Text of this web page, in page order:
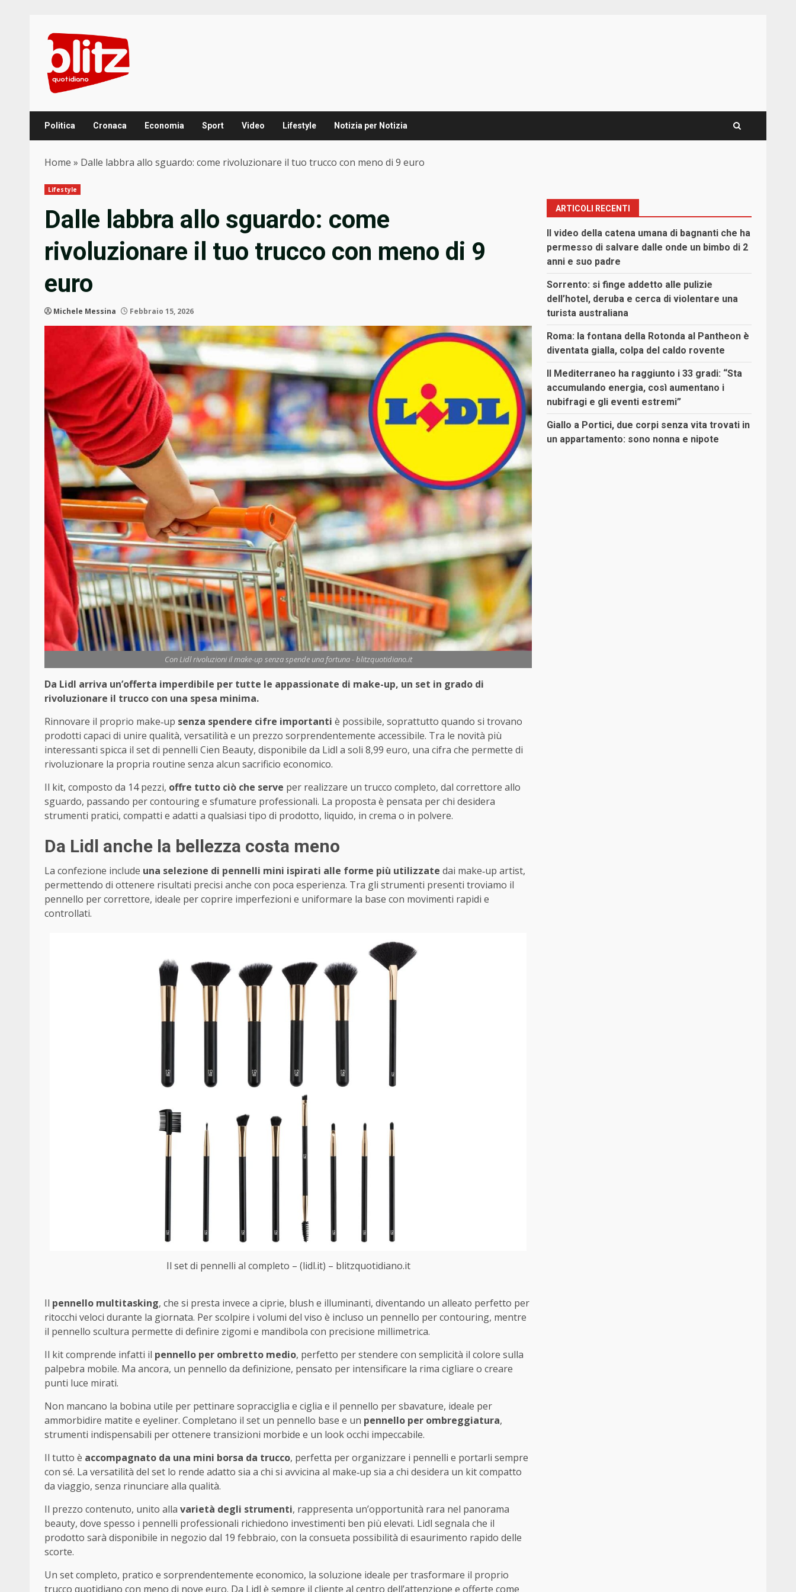
content
Politica Cronaca Economia Sport Video Lifestyle Notizia per Notizia
Home » Dalle labbra allo sguardo: come rivoluzionare il tuo trucco con meno di 9 euro
Lifestyle
Dalle labbra allo sguardo: come
rivoluzionare il tuo trucco con meno di 9
euro
Michele Messina Febbraio 15, 2026
Con Lidl rivoluzioni il make-up senza spende una fortuna - blitzquotidiano.it
Da Lidl arriva un’offerta imperdibile per tutte le appassionate di make-up, un set in grado di
rivoluzionare il trucco con una spesa minima.
Rinnovare il proprio make‑up senza spendere cifre importanti è possibile, soprattutto quando si trovano
prodotti capaci di unire qualità, versatilità e un prezzo sorprendentemente accessibile. Tra le novità più
interessanti spicca il set di pennelli Cien Beauty, disponibile da Lidl a soli 8,99 euro, una cifra che permette di
rivoluzionare la propria routine senza alcun sacrificio economico.
Il kit, composto da 14 pezzi, offre tutto ciò che serve per realizzare un trucco completo, dal correttore allo
sguardo, passando per contouring e sfumature professionali. La proposta è pensata per chi desidera
strumenti pratici, compatti e adatti a qualsiasi tipo di prodotto, liquido, in crema o in polvere.
Da Lidl anche la bellezza costa meno
La confezione include una selezione di pennelli mini ispirati alle forme più utilizzate dai make‑up artist,
permettendo di ottenere risultati precisi anche con poca esperienza. Tra gli strumenti presenti troviamo il
pennello per correttore, ideale per coprire imperfezioni e uniformare la base con movimenti rapidi e
controllati.
Il set di pennelli al completo – (lidl.it) – blitzquotidiano.it
Il pennello multitasking, che si presta invece a ciprie, blush e illuminanti, diventando un alleato perfetto per
ritocchi veloci durante la giornata. Per scolpire i volumi del viso è incluso un pennello per contouring, mentre
il pennello scultura permette di definire zigomi e mandibola con precisione millimetrica.
Il kit comprende infatti il pennello per ombretto medio, perfetto per stendere con semplicità il colore sulla
palpebra mobile. Ma ancora, un pennello da definizione, pensato per intensificare la rima cigliare o creare
punti luce mirati.
Non mancano la bobina utile per pettinare sopracciglia e ciglia e il pennello per sbavature, ideale per
ammorbidire matite e eyeliner. Completano il set un pennello base e un pennello per ombreggiatura,
strumenti indispensabili per ottenere transizioni morbide e un look occhi impeccabile.
Il tutto è accompagnato da una mini borsa da trucco, perfetta per organizzare i pennelli e portarli sempre
con sé. La versatilità del set lo rende adatto sia a chi si avvicina al make‑up sia a chi desidera un kit compatto
da viaggio, senza rinunciare alla qualità.
Il prezzo contenuto, unito alla varietà degli strumenti, rappresenta un’opportunità rara nel panorama
beauty, dove spesso i pennelli professionali richiedono investimenti ben più elevati. Lidl segnala che il
prodotto sarà disponibile in negozio dal 19 febbraio, con la consueta possibilità di esaurimento rapido delle
scorte.
Un set completo, pratico e sorprendentemente economico, la soluzione ideale per trasformare il proprio
trucco quotidiano con meno di nove euro. Da Lidl è sempre il cliente al centro dell’attenzione e offerte come
ARTICOLI RECENTI
Il video della catena umana di bagnanti che ha
permesso di salvare dalle onde un bimbo di 2
anni e suo padre
Sorrento: si finge addetto alle pulizie
dell’hotel, deruba e cerca di violentare una
turista australiana
Roma: la fontana della Rotonda al Pantheon è
diventata gialla, colpa del caldo rovente
Il Mediterraneo ha raggiunto i 33 gradi: “Sta
accumulando energia, così aumentano i
nubifragi e gli eventi estremi”
Giallo a Portici, due corpi senza vita trovati in
un appartamento: sono nonna e nipote